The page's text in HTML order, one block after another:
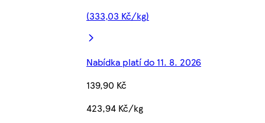
(333,03 Kč/kg)
Nabídka platí do 11. 8. 2026
139,90 Kč
423,94 Kč/kg